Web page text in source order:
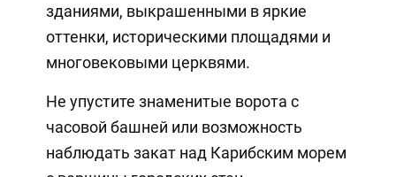
зданиями, выкрашенными в яркие
оттенки, историческими площадями и
многовековыми церквями.
Не упустите знаменитые ворота с
часовой башней или возможность
наблюдать закат над Карибским морем